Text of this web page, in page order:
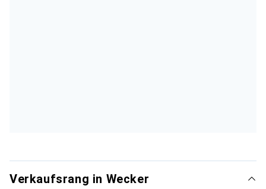
Verkaufsrang in Wecker